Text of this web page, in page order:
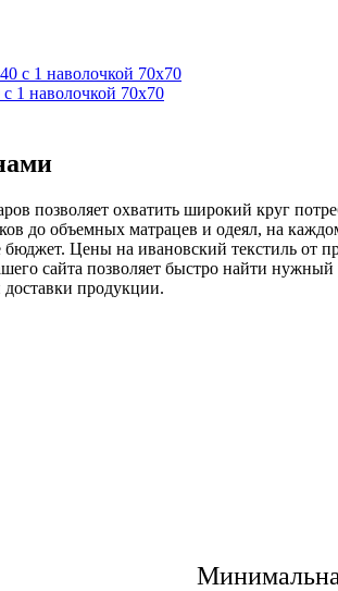
1 наволочкой 70х70
позволяет охватить широкий круг
до объемных матрацев и одеял, на
Цены на ивановский текстиль от
сайта позволяет быстро найти нужный
продукции.